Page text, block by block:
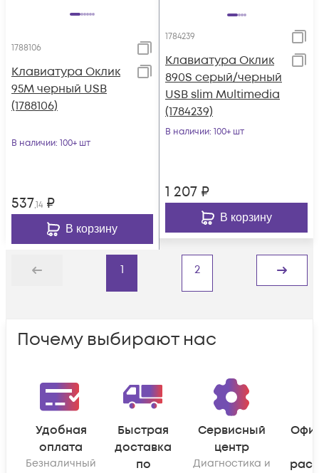
1788106
Клавиатура Оклик
95M черный USB
(1788106)
В наличии: 100+ шт
537,14 ₽
В корзину
1784239
Клавиатура Оклик
890S серый/черный
USB slim Multimedia
(1784239)
В наличии: 100+ шт
1 207 ₽
В корзину
Назад
1 2
Дальше
Почему выбирают нас
Удобная
оплата
Безналичный
Быстрая
доставка
по
Сервисный
центр
Диагностика и